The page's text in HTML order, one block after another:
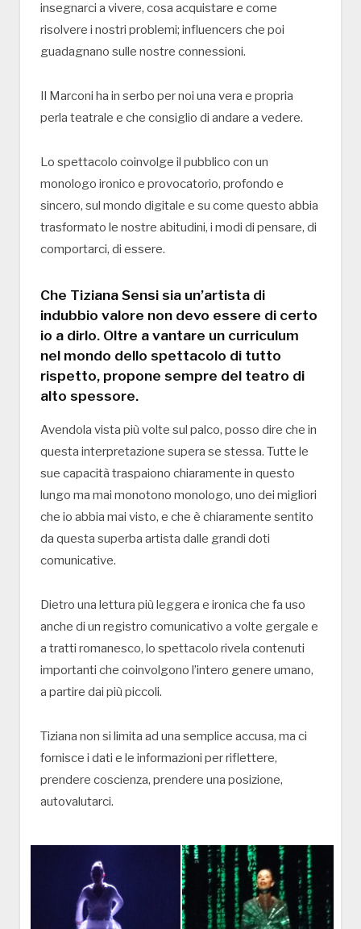
insegnarci a vivere, cosa acquistare e come
risolvere i nostri problemi; influencers che poi
guadagnano sulle nostre connessioni.
Il Marconi ha in serbo per noi una vera e propria
perla teatrale e che consiglio di andare a vedere.
Lo spettacolo coinvolge il pubblico con un
monologo ironico e provocatorio, profondo e
sincero, sul mondo digitale e su come questo abbia
trasformato le nostre abitudini, i modi di pensare, di
comportarci, di essere.
Che Tiziana Sensi sia un’artista di
indubbio valore non devo essere di certo
io a dirlo. Oltre a vantare un curriculum
nel mondo dello spettacolo di tutto
rispetto, propone sempre del teatro di
alto spessore.
Avendola vista più volte sul palco, posso dire che in
questa interpretazione supera se stessa. Tutte le
sue capacità traspaiono chiaramente in questo
lungo ma mai monotono monologo, uno dei migliori
che io abbia mai visto, e che è chiaramente sentito
da questa superba artista dalle grandi doti
comunicative.
Dietro una lettura più leggera e ironica che fa uso
anche di un registro comunicativo a volte gergale e
a tratti romanesco, lo spettacolo rivela contenuti
importanti che coinvolgono l’intero genere umano,
a partire dai più piccoli.
Tiziana non si limita ad una semplice accusa, ma ci
fornisce i dati e le informazioni per riflettere,
prendere coscienza, prendere una posizione,
autovalutarci.